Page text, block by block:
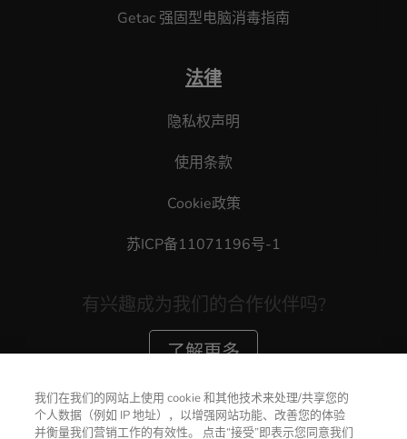
Getac 强固型电脑消毒指南
法律
隐私权声明
使用条款
Cookie政策
苏ICP备11071196号-1
有兴趣成为我们的合作伙伴吗?
了解更多
我们在我们的网站上使用 cookie 和其他技术来处理/共享您的
个人数据（例如 IP 地址），以增强网站功能、改善您的体验
并衡量我们营销工作的有效性。 点击“接受”即表示您同意我们